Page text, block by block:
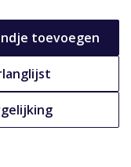
toevoegen